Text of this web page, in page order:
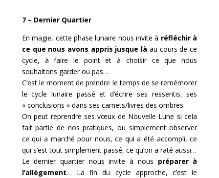
7 – Dernier Quartier
En magie, cette phase lunaire nous invite à réfléchir à
ce que nous avons appris jusque là au cours de ce
cycle, à faire le point et à choisir ce que nous
souhaitons garder ou pas…
C’est le moment de prendre le temps de se remémorer
le cycle lunaire passé et d’écrire ses ressentis, ses
« conclusions » dans ses carnets/livres des ombres.
On peut reprendre ses vœux de Nouvelle Lune si cela
fait partie de nos pratiques, ou simplement observer
ce qui a marché pour nous, ce qui a été accompli, ce
qui s’est tout simplement passé, ce qu’on a raté aussi…
Le dernier quartier nous invite à nous préparer à
l’allègement… La fin du cycle approche, c’est le